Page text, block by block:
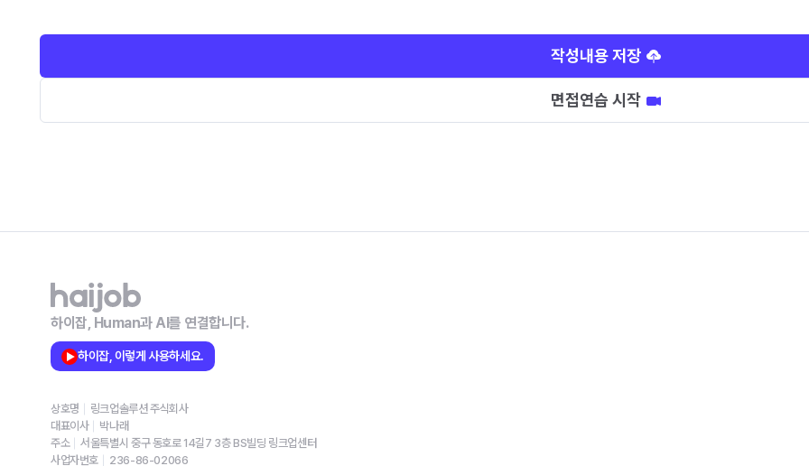
작성내용 저장
면접연습 시작
하이잡, Human과 AI를 연결합니다.
하이잡, 이렇게 사용하세요.
상호명
링크업솔루션 주식회사
대표이사
박나래
주소
서울특별시 중구 동호로 14길7 3층 BS빌딩 링크업센터
사업자번호
236-86-02066